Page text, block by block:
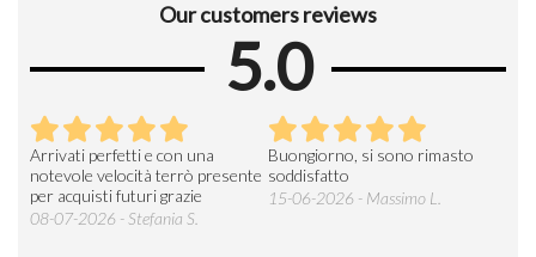
Our customers reviews
5.0
Arrivati perfetti e con una
notevole velocità terrò presente
per acquisti futuri grazie
08-07-2026 - Stefania S.
Buongiorno, si sono rimasto
soddisfatto
15-06-2026 - Massimo L.